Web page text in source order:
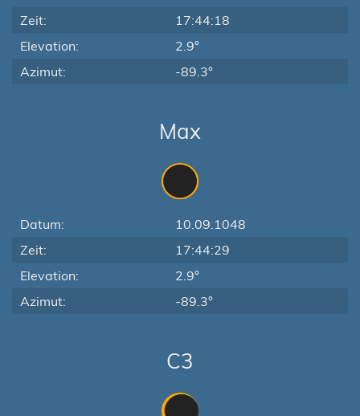
Zeit:
17:44:18
Elevation:
2.9°
Azimut:
-89.3°
Max
Datum:
10.09.1048
Zeit:
17:44:29
Elevation:
2.9°
Azimut:
-89.3°
C3